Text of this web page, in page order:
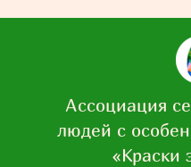
Ассоциация
людей с
«Краски